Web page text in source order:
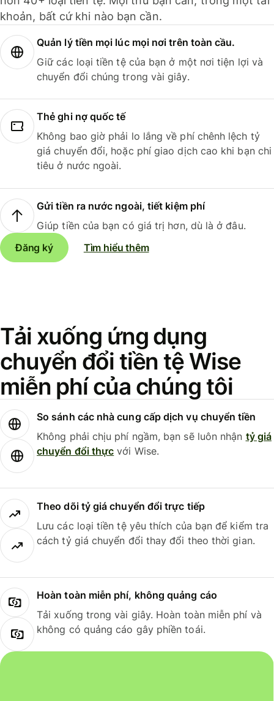
khoản, bất cứ khi nào bạn cần.
Quản lý tiền mọi lúc mọi nơi trên toàn cầu.
Giữ các loại tiền tệ của bạn ở một nơi tiện lợi và
chuyển đổi chúng trong vài giây.
Thẻ ghi nợ quốc tế
Không bao giờ phải lo lắng về phí chênh lệch tỷ
giá chuyển đổi, hoặc phí giao dịch cao khi bạn chi
tiêu ở nước ngoài.
Gửi tiền ra nước ngoài, tiết kiệm phí
Giúp tiền của bạn có giá trị hơn, dù là ở đâu.
Đăng ký
Tìm hiểu thêm
Tải xuống ứng dụng
chuyển đổi tiền tệ Wise
miễn phí của chúng tôi
So sánh các nhà cung cấp dịch vụ chuyển tiền
Không phải chịu phí ngầm, bạn sẽ luôn nhận tỷ giá
chuyển đổi thực với Wise.
Theo dõi tỷ giá chuyển đổi trực tiếp
Lưu các loại tiền tệ yêu thích của bạn để kiểm tra
cách tỷ giá chuyển đổi thay đổi theo thời gian.
Hoàn toàn miễn phí, không quảng cáo
Tải xuống trong vài giây. Hoàn toàn miễn phí và
không có quảng cáo gây phiền toái.